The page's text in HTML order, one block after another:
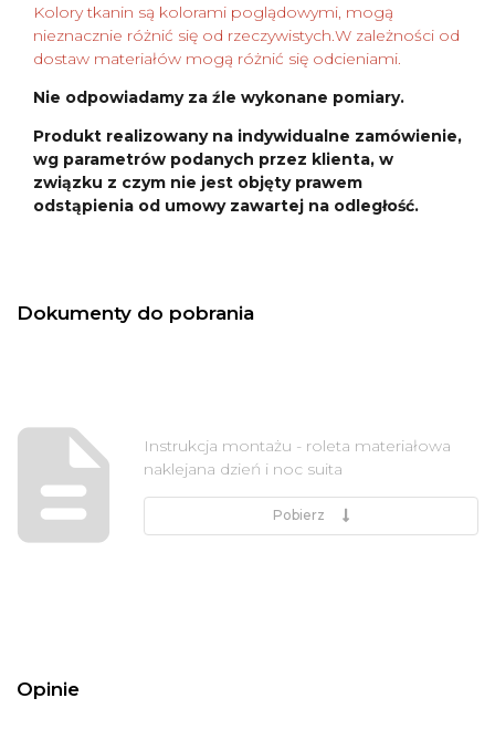
Kolory tkanin są kolorami poglądowymi, mogą
nieznacznie różnić się od rzeczywistych.W zależności od
dostaw materiałów mogą różnić się odcieniami.
Nie odpowiadamy za źle wykonane pomiary.
Produkt realizowany na indywidualne zamówienie,
wg parametrów podanych przez klienta, w
związku z czym nie jest objęty prawem
odstąpienia od umowy zawartej na odległość.
Dokumenty do pobrania
Instrukcja montażu - roleta materiałowa
naklejana dzień i noc suita
Pobierz
Opinie